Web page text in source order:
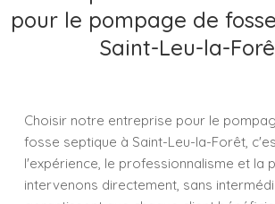
pour le pompage de
Saint-Leu-la-
Choisir notre entreprise pour le
fosse septique à Saint-Leu-la-Forêt,
l'expérience, le professionnalisme et la
intervenons directement, sans